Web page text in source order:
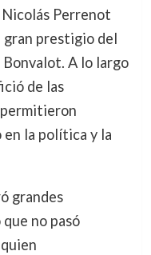
Perrenot
gran prestigio del
A lo largo
de las
en la política y la
grandes
no pasó